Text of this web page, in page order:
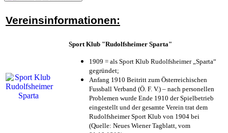
Vereinsinformationen:
Sport Klub "Rudolfsheimer Sparta"
1909 = als Sport Klub Rudolfsheimer „Sparta“
gegründet;
Anfang 1910 Beitritt zum Österreichischen
Fussball Verband (Ö. F. V.) – nach personellen
Problemen wurde Ende 1910 der Spielbetrieb
eingestellt und der gesamte Verein trat dem
Rudolfsheimer Sport Klub von 1904 bei
(Quelle: Neues Wiener Tagblatt, vom